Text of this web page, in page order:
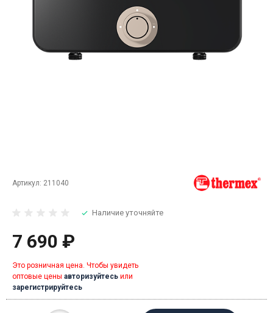
Артикул: 211040
Наличие уточняйте
7 690 ₽
Это розничная цена. Чтобы увидеть
оптовые цены авторизуйтесь или
зарегистрируйтесь